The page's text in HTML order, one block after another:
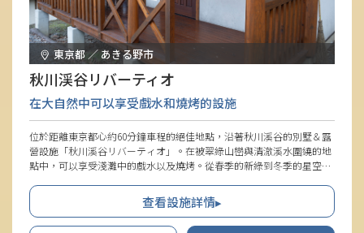
東京都 ／ あきる野市
秋川渓谷リバーティオ
在大自然中可以享受戲水和燒烤的設施
位於距離東京都心約60分鐘車程的絕佳地點，沿著秋川溪谷的別墅＆露
營設施「秋川溪谷リバーティオ」。在被翠綠山巒與清澈溪水圍繞的地
點中，可以享受淺灘中的戲水以及燒烤。從春季的新綠到冬季的星空，
川溪谷 瀨音之湯」及散步景點，非常適合身心的放鬆。與家人或朋友一
同盡情享受豐富的大自然吧。查看設施詳情▸